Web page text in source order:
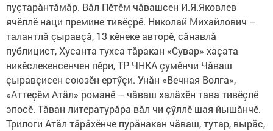
пуçтарăнтăмăр. Вăл Пӗтӗм чăвашсен И.Я.Яковлев
ячӗллӗ наци премине тивӗçрӗ. Николай Михайлович –
талантлă çыравçă, 13 кӗнеке авторӗ, сăнавлă
публицист, Хусанта тухса тăракан «Сувар» хаçата
никӗслекенсенчен пӗри, ТР ЧНКА çумӗнчи Чăваш
çыравçисен союзӗн ертӳçи. Унăн «Вечная Волга»,
«Аттеçӗм Атăл» романӗ – чăваш халăхӗн тава тивӗçлӗ
эпосӗ. Тăван литературăра вăл чи çӳллӗ шая йышăнчӗ.
Трилоги Атăл тăрăхӗнче пурăнакан чăваш, тутар, вырăс,